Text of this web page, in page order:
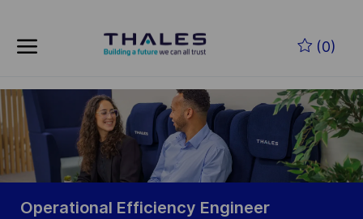
(0)
-
Operational Efficiency Engineer